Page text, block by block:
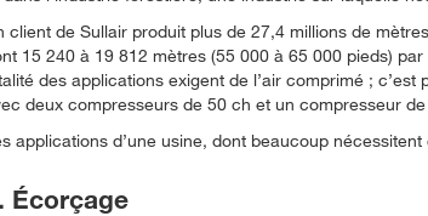
client de Sullair produit plus de 27,4 millions de
15 240 à 19 812 mètres (55 000 à 65 000 pieds)
des applications exigent de l’air comprimé ;
deux compresseurs de 50 ch et un compresseur
applications d’une usine, dont beaucoup
Écorçage